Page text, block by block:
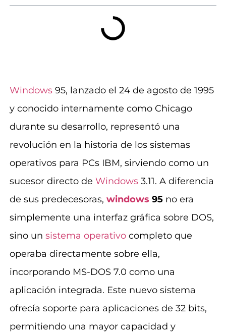
Windows95, lanzado el 24 de agosto de 1995
y conocido internamente como Chicago
durante su desarrollo, representó una
revolución en la historia de los sistemas
operativos para PCs IBM, sirviendo como un
sucesor directo de Windows3.11. A diferencia
de sus predecesoras, windows 95no era
simplemente una interfaz gráfica sobre DOS,
sino un sistema operativocompleto que
operaba directamente sobre ella,
incorporando MS-DOS 7.0 como una
aplicación integrada. Este nuevo sistema
ofrecía soporte para aplicaciones de 32 bits,
permitiendo una mayor capacidad y